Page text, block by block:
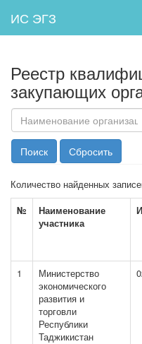
ИС ЭГЗ
Реестр
закупающих
Наименование
организации
Количество найденных
№
Наименование
участника
1
Министерство
экономического
развития и
торговли
Республики
Таджикистан